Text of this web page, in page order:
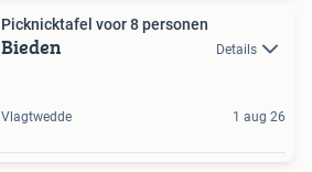
Picknicktafel voor 8 personen
Bieden Details
Vlagtwedde 1 aug 26